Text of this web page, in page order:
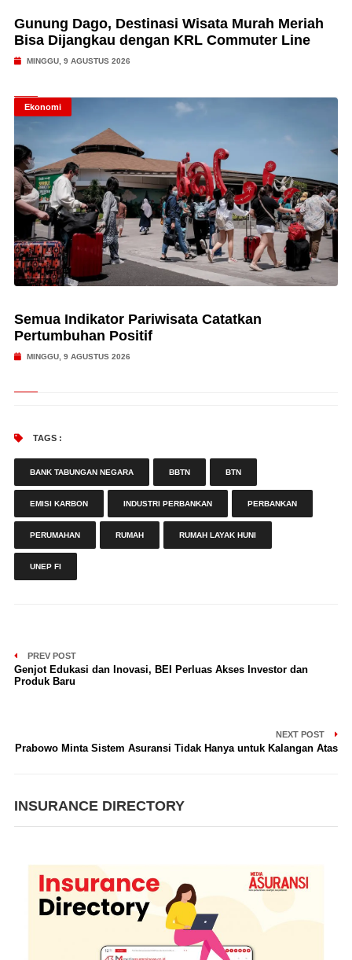
Gunung Dago, Destinasi Wisata Murah Meriah
Bisa Dijangkau dengan KRL Commuter Line
MINGGU, 9 AGUSTUS 2026
Ekonomi
Semua Indikator Pariwisata Catatkan
Pertumbuhan Positif
MINGGU, 9 AGUSTUS 2026
TAGS :
BANK TABUNGAN NEGARA BBTN BTN
EMISI KARBON INDUSTRI PERBANKAN PERBANKAN
PERUMAHAN RUMAH RUMAH LAYAK HUNI
UNEP FI
PREV POST
Genjot Edukasi dan Inovasi, BEI Perluas Akses Investor dan
Produk Baru
NEXT POST
Prabowo Minta Sistem Asuransi Tidak Hanya untuk Kalangan Atas
INSURANCE DIRECTORY